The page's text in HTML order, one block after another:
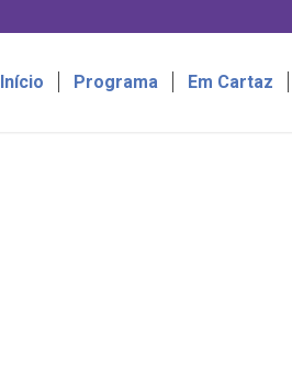
Início Programa Em Cartaz